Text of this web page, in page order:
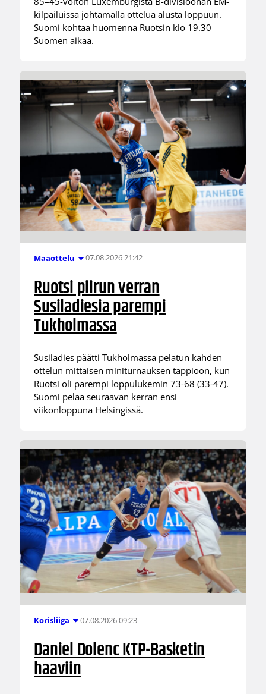
kilpailuissa johtamalla ottelua alusta loppuun.
Suomi kohtaa huomenna Ruotsin klo 19.30
Suomen aikaa.
Maaottelu 07.08.2026 21:42
Ruotsi piirun verran
Susiladiesia parempi
Tukholmassa
Susiladies päätti Tukholmassa pelatun kahden
ottelun mittaisen miniturnauksen tappioon, kun
Ruotsi oli parempi loppulukemin 73-68 (33-47).
Suomi pelaa seuraavan kerran ensi
viikonloppuna Helsingissä.
Korisliiga 07.08.2026 09:23
Daniel Dolenc KTP-Basketin
haaviin